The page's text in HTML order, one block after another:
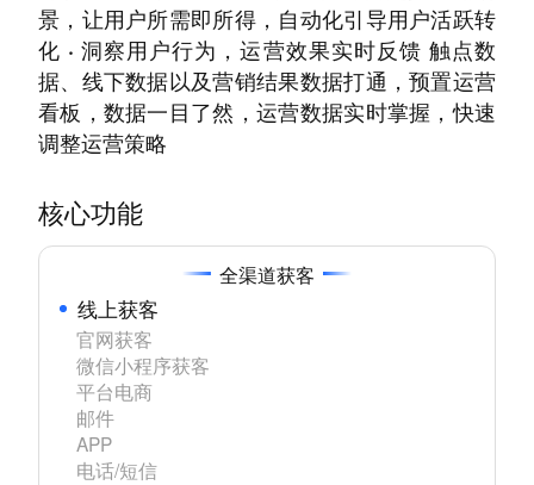
景，让用户所需即所得，自动化引导用户活跃转
化 · 洞察用户行为，运营效果实时反馈 触点数
据、线下数据以及营销结果数据打通，预置运营
看板，数据一目了然，运营数据实时掌握，快速
调整运营策略
核心功能
全渠道获客
线上获客
官网获客
微信小程序获客
平台电商
邮件
APP
电话/短信